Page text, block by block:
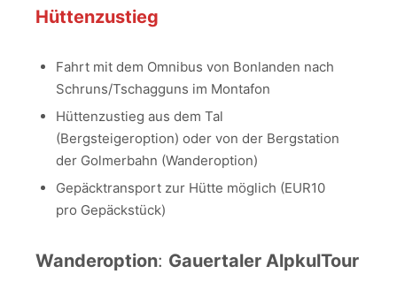
Hüttenzustieg
Fahrt mit dem Omnibus von Bonlanden nach
Schruns/Tschagguns im Montafon
Hüttenzustieg aus dem Tal
(Bergsteigeroption) oder von der Bergstation
der Golmerbahn (Wanderoption)
Gepäcktransport zur Hütte möglich (EUR10
pro Gepäckstück)
Wanderoption: Gauertaler AlpkulTour